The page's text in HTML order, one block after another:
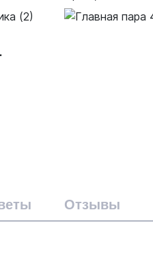
Отзывы